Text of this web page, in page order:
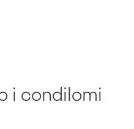
i condilomi